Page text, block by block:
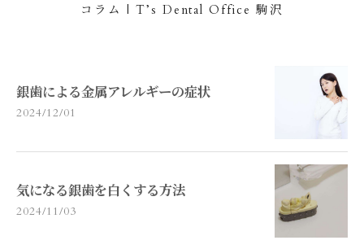
コラム | T’s Dental Office 駒沢
銀歯による金属アレルギーの症状
2024/12/01
気になる銀歯を白くする方法
2024/11/03